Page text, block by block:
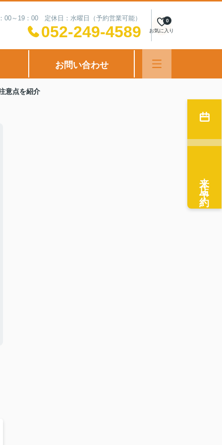
00～19：00 定休日：水曜日（予約営業可能）
052-249-4589 お気に入り
0
お問い合わせ
意点を紹介
来店予約